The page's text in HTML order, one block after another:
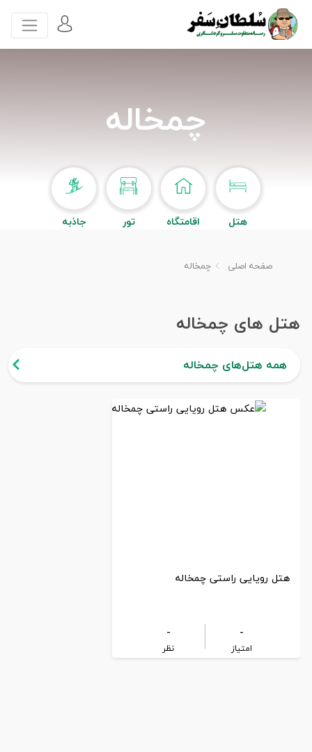
چمخاله
هتل اقامتگاه تور جاذبه
صفحه اصلی چمخاله
هتل های چمخاله
همه هتل‌های چمخاله
هتل رویایی راستی چمخاله
-
امتیاز
-
نظر